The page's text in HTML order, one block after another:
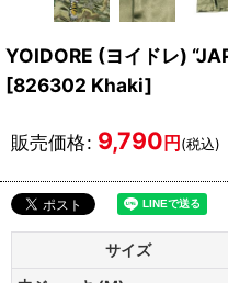
YOIDORE (ヨイドレ)
[826302 Khaki]
販売価格: 9,790円(税込)
サイズ